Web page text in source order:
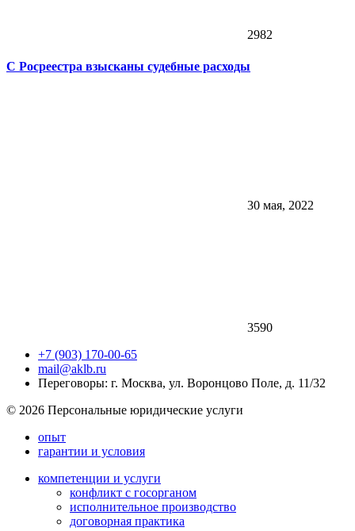
2982
С Росреестра взысканы судебные расходы
30 мая, 2022
3590
+7 (903) 170-00-65
mail@aklb.ru
Переговоры: г. Москва, ул. Воронцово Поле, д. 11/32
© 2026 Персональные юридические услуги
опыт
гарантии и условия
компетенции и услуги
конфликт с госорганом
исполнительное производство
договорная практика